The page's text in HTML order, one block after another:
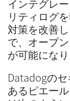
インテグレ
リティログ
対策を改善
で、オープ
が可能になり
Datadogの
あるピエー